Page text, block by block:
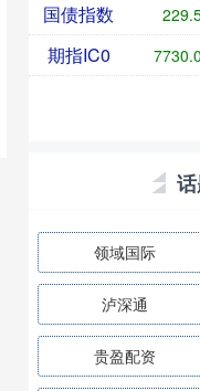
国债指数
期指IC0
领域国际
泸深通
贵盈配资